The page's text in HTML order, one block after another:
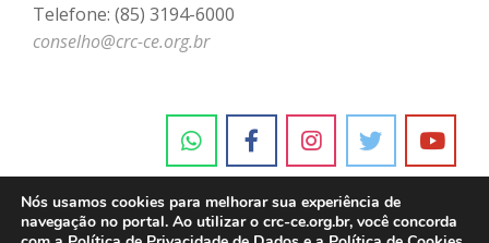
Telefone: (85) 3194-6000
conselho@crc-ce.org.br
Nós usamos cookies para melhorar sua experiência de
navegação no portal. Ao utilizar o crc-ce.org.br, você concorda